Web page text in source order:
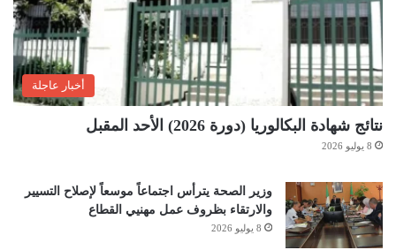
أخبار عاجلة
نتائج شهادة البكالوريا (دورة 2026) الأحد المقبل
8 يوليو 2026
وزير الصحة يترأس اجتماعاً موسعاً لإصلاح التسيير
والارتقاء بظروف عمل مهنيي القطاع
8 يوليو 2026